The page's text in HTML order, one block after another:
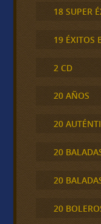
18 SUPER
19 ÉXITOS
2 CD
20 AÑOS
20
20
20
20